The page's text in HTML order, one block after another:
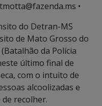
•
do Detran-MS
de Mato Grosso do
da Polícia
último final de
com o intuito de
alcoolizadas e
recolher.